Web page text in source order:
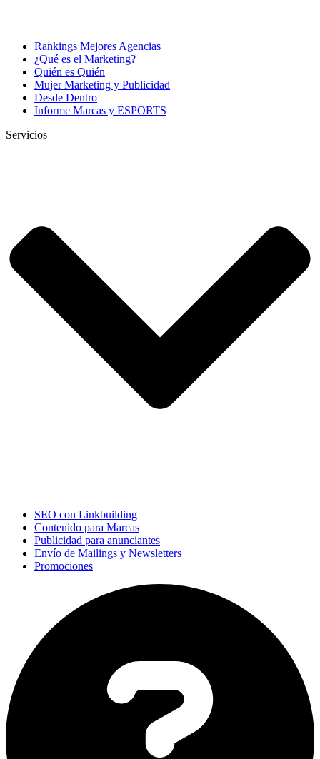
Rankings Mejores Agencias
¿Qué es el Marketing?
Quién es Quién
Mujer Marketing y Publicidad
Desde Dentro
Informe Marcas y ESPORTS
Servicios
SEO con Linkbuilding
Contenido para Marcas
Publicidad para anunciantes
Envío de Mailings y Newsletters
Promociones